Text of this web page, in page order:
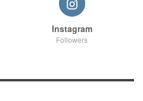
Instagram
Followers